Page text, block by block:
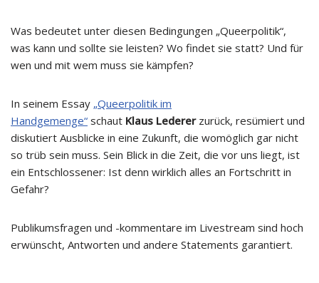
Was bedeutet unter diesen Bedingungen „Queerpolitik“,
was kann und sollte sie leisten? Wo findet sie statt? Und für
wen und mit wem muss sie kämpfen?
In seinem Essay „Queerpolitik im
Handgemenge“ schaut Klaus Ledererzurück, resümiert und
diskutiert Ausblicke in eine Zukunft, die womöglich gar nicht
so trüb sein muss. Sein Blick in die Zeit, die vor uns liegt, ist
ein Entschlossener: Ist denn wirklich alles an Fortschritt in
Gefahr?
Publikumsfragen und -kommentare im Livestream sind hoch
erwünscht, Antworten und andere Statements garantiert.